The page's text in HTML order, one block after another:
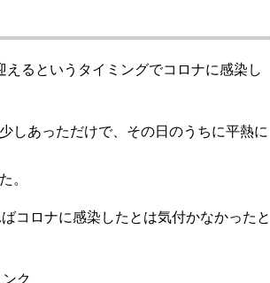
るというタイミングでコロナに感染し
しあっただけで、その日のうちに平熱に
。
コロナに感染したとは気付かなかったと
ク